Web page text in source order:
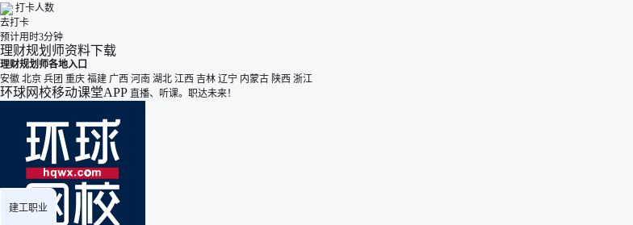
打卡人数
去打卡
预计用时3分钟
理财规划师资料下载
理财规划师各地入口
安徽 北京 兵团 重庆 福建 广西 河南 湖北 江西 吉林 辽宁 内蒙古 陕西 浙江
环球网校移动课堂APP 直播、听课。职达未来！
建工职业